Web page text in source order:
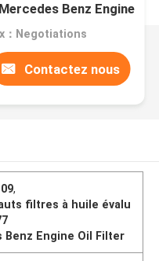
Benz Engine
：Negotiations
Contactez nous
,
filtres à huile évalu
Benz Engine Oil Filter